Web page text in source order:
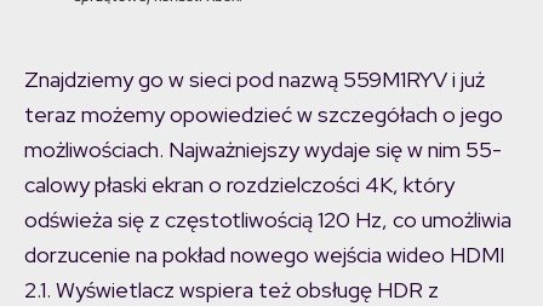
Znajdziemy go w sieci pod nazwą 559M1RYV i już
teraz możemy opowiedzieć w szczegółach o jego
możliwościach. Najważniejszy wydaje się w nim 55-
calowy płaski ekran o rozdzielczości 4K, który
odświeża się z częstotliwością 120 Hz, co umożliwia
dorzucenie na pokład nowego wejścia wideo HDMI
2.1. Wyświetlacz wspiera też obsługę HDR z